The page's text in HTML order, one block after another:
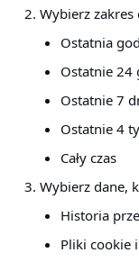
Wybierz zakres
Ostatnia
Ostatnie 24
Ostatnie 7
Ostatnie 4
Cały czas
Wybierz dane,
Historia
Pliki cookie